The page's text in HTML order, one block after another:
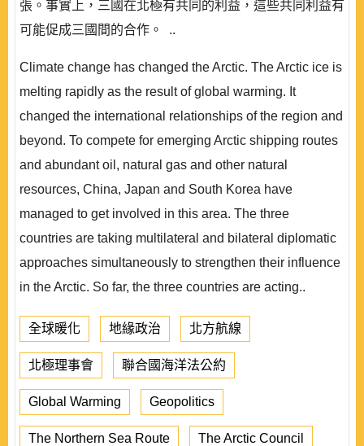
張。事實上，三國在北極有共同的利益，這些共同利益有
可能促成三國間的合作。 ..
Climate change has changed the Arctic. The Arctic ice is
melting rapidly as the result of global warming. It
changed the international relationships of the region and
beyond. To compete for emerging Arctic shipping routes
and abundant oil, natural gas and other natural
resources, China, Japan and South Korea have
managed to get involved in this area. The three
countries are taking multilateral and bilateral diplomatic
approaches simultaneously to strengthen their influence
in the Arctic. So far, the three countries are acting..
全球暖化 地緣政治 北方航線
北極理事會 聯合國海洋法公約
Global Warming Geopolitics
The Northern Sea Route The Arctic Council